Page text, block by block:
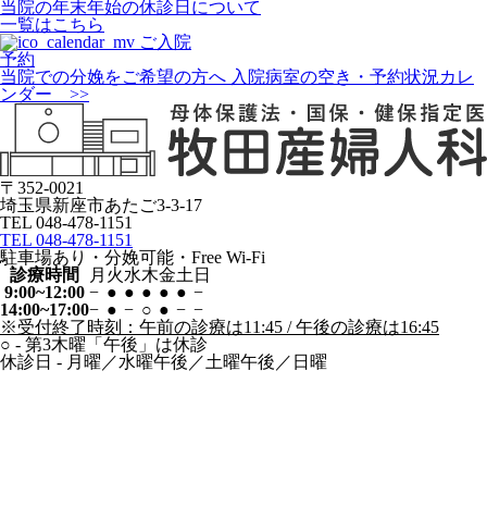
当院の年末年始の休診日について
一覧はこちら
ご入院
予約
当院での分娩をご希望の方へ 入院病室の空き・予約状況カレ
ンダー >>
〒352-0021
埼玉県新座市あたご3-3-17
TEL 048-478-1151
TEL 048-478-1151
駐車場あり・分娩可能・Free Wi-Fi
診療時間
月 火水木金土 日
9:00~12:00 − ● ● ● ● ● −
14:00~17:00− ● − ○ ● − −
※受付終了時刻：午前の診療は11:45 / 午後の診療は16:45
○ - 第3木曜「午後」は休診
休診日 - 月曜／水曜午後／土曜午後／日曜